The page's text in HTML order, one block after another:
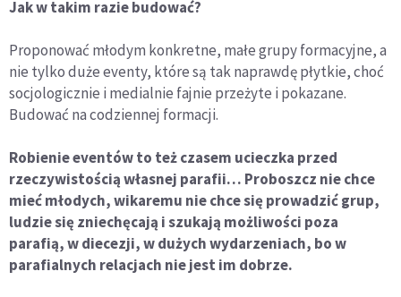
Jak w takim razie budować?
Proponować młodym konkretne, małe grupy formacyjne, a
nie tylko duże eventy, które są tak naprawdę płytkie, choć
socjologicznie i medialnie fajnie przeżyte i pokazane.
Budować na codziennej formacji.
Robienie eventów to też czasem ucieczka przed
rzeczywistością własnej parafii… Proboszcz nie chce
mieć młodych, wikaremu nie chce się prowadzić grup,
ludzie się zniechęcają i szukają możliwości poza
parafią, w diecezji, w dużych wydarzeniach, bo w
parafialnych relacjach nie jest im dobrze.